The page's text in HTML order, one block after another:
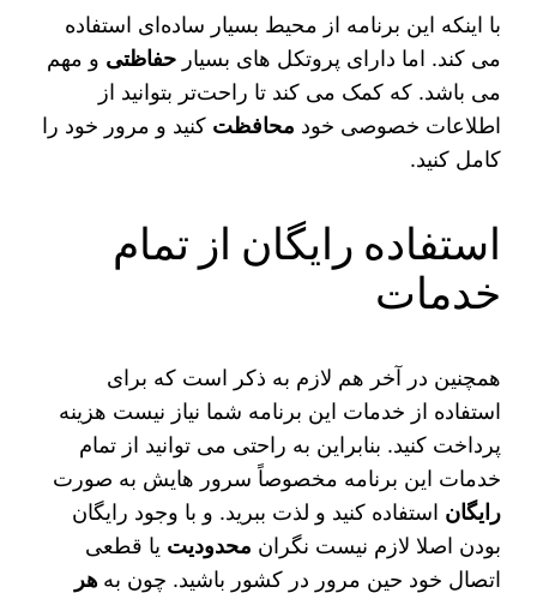
با اینکه این برنامه از محیط بسیار ساده‌ای استفاده
می‌ کند. اما دارای پروتکل‌ های بسیارحفاظتی و مهم
می‌ باشد. که کمک می‌ کند تا راحت‌تر بتوانید از
اطلاعات خصوصی خود محافظت کنید و مرور خود را
کامل کنید.
استفاده رایگان از تمام
خدمات
همچنین در آخر هم لازم به ذکر است که برای
استفاده از خدمات این برنامه شما نیاز نیست هزینه
پرداخت کنید. بنابراین به راحتی می‌ توانید از تمام
خدمات این برنامه مخصوصاً سرور هایش به صورت
رایگان استفاده کنید و لذت ببرید. و با وجود رایگان
بودن اصلا لازم نیست نگران محدودیت یا قطعی
اتصال خود حین مرور در کشور باشید. چون به هر